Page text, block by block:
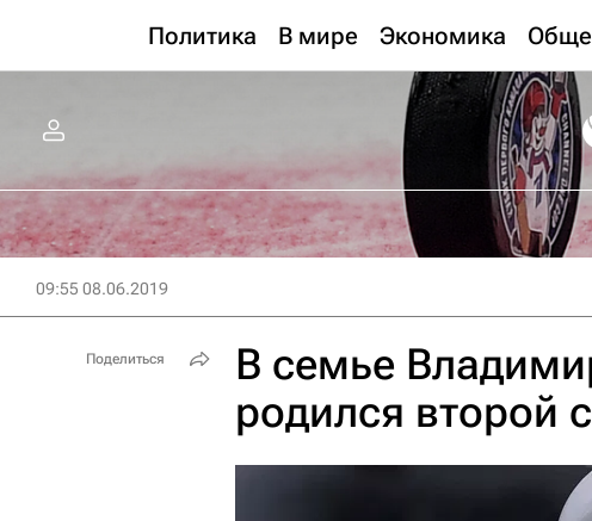
Политика В мире Экономика
09:55 08.06.2019
В семье
родился второй
Поделиться